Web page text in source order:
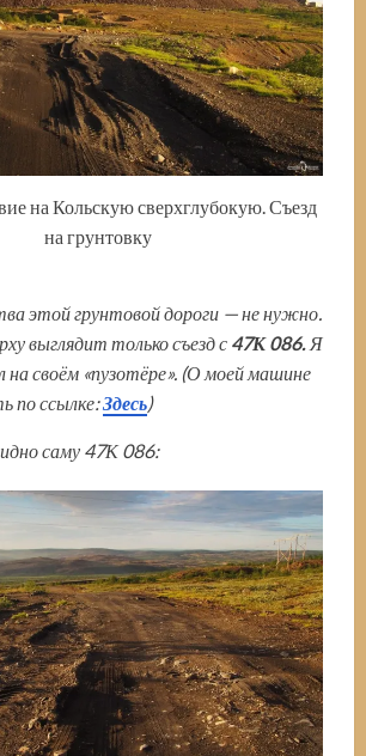
на Кольскую сверхглубокую. Съезд
на грунтовку
этой грунтовой дороги — не нужно.
выглядит только съезд с 47К 086. Я
на своём «пузотёре». (О моей машине
по ссылке:Здесь)
саму 47К 086: